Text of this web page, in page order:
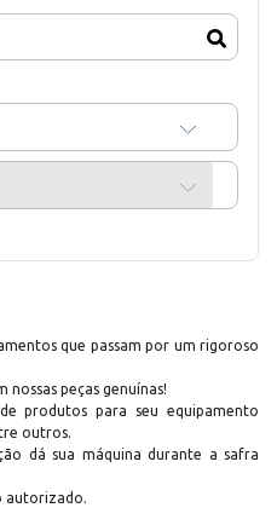
que passam por um rigoroso
nossas peças genuínas!
produtos para seu equipamento
outros.
dá sua máquina durante a safra
autorizado.